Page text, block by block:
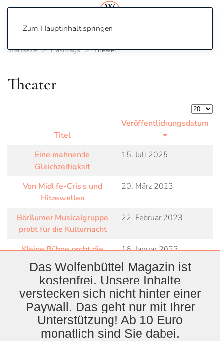
Zum Hauptinhalt springen
Startseite Hashtags Theater
Theater
Titel
Veröffentlichungsdatum
Eine mahnende
Gleichzeitigkeit
15. Juli 2025
Von Midlife-Crisis und
Hitzewellen
20. März 2023
Börßumer Musicalgruppe
probt für die Kulturnacht
22. Februar 2023
Kleine Bühne probt die
Kreuzfahrt
16. Januar 2023
Theater in Bewegung:
Musik, Tanz und Akrobatik
locken viele Besucher zum
Theaterfest
26. September 2022
Das Wolfenbüttel Magazin ist
kostenfrei. Unsere Inhalte
verstecken sich nicht hinter einer
Paywall. Das geht nur mit Ihrer
Unterstützung! Ab 10 Euro
monatlich sind Sie dabei.